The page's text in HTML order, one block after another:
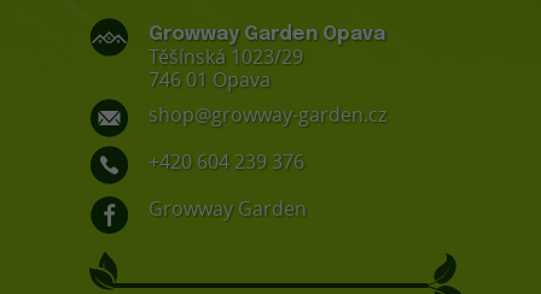
Growway Garden Opava
Těšínská 1023/29
746 01 Opava
shop@growway-garden.cz
+420 604 239 376
Growway Garden